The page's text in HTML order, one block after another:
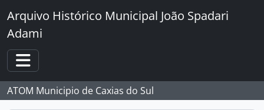
Skip to main content
Arquivo Histórico Municipal João Spadari
Adami
Toggle navigation
ATOM Municipio de Caxias do Sul